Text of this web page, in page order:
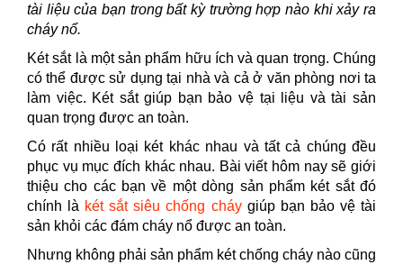
tài liệu của bạn trong bất kỳ trường hợp nào khi xảy ra
cháy nổ.
Két sắt là một sản phẩm hữu ích và quan trọng. Chúng
có thể được sử dụng tại nhà và cả ở văn phòng nơi ta
làm việc. Két sắt giúp bạn bảo vệ tại liệu và tài sản
quan trọng được an toàn.
Có rất nhiều loại két khác nhau và tất cả chúng đều
phục vụ mục đích khác nhau. Bài viết hôm nay sẽ giới
thiệu cho các bạn về một dòng sản phẩm két sắt đó
chính là két sắt siêu chống cháygiúp bạn bảo vệ tài
sản khỏi các đám cháy nổ được an toàn.
Nhưng không phải sản phẩm két chống cháy nào cũng